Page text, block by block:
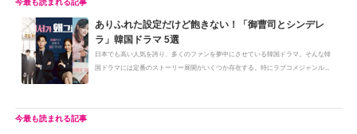
h
at
e
b
o
n
a
y
Li
k
ありふれた設定だけど飽きない！「御曹司とシンデレ
ラ」韓国ドラマ 5選
日本でも高い人気を誇り、多くのファンを夢中にさせている韓国ドラマ。そんな韓
国ドラマには定番のストーリー展開がいくつか存在する。特にラブコメジャンル...